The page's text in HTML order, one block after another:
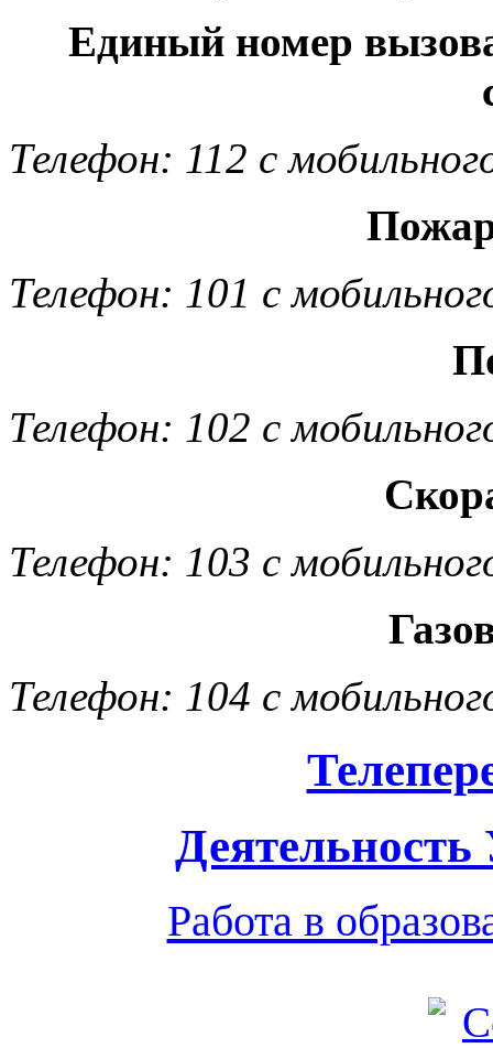
Единый номер
Телефон: 112 с
Телефон: 101 с
Телефон: 102 с
Телефон: 103 с
Телефон: 104 с
Работа в